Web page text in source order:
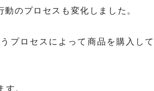
のプロセスも変化しました。
プロセスによって商品を購入して
。